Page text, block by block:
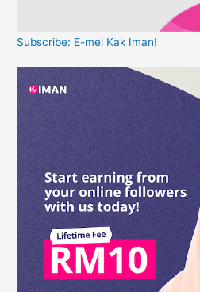
Subscribe: E-mel Kak Iman!